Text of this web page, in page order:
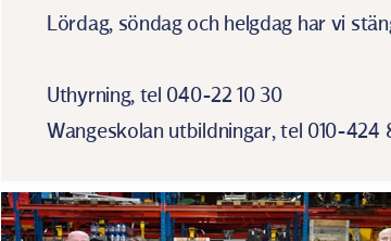
Lördag, söndag och helgdag har vi
Uthyrning, tel 040-22 10 30
Wangeskolan utbildningar, tel 010-424